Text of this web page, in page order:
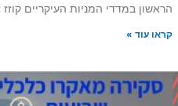
הראשון במדדי המניות העיקריים
קראו עוד »